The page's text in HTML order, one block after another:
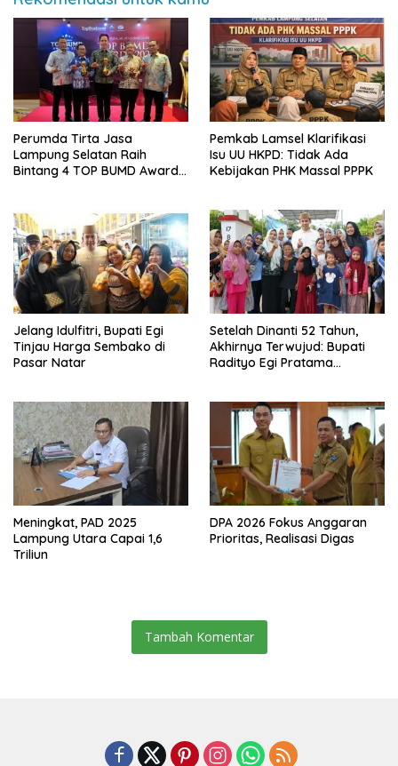
Perumda Tirta Jasa
Lampung Selatan Raih
Bintang 4 TOP BUMD Awards
Pemkab Lamsel Klarifikasi
Isu UU HKPD: Tidak Ada
Kebijakan PHK Massal PPPK
Jelang Idulfitri, Bupati Egi
Tinjau Harga Sembako di
Pasar Natar
Setelah Dinanti 52 Tahun,
Akhirnya Terwujud: Bupati
Radityo Egi Pratama
Meningkat, PAD 2025
Lampung Utara Capai 1,6
Triliun
DPA 2026 Fokus Anggaran
Prioritas, Realisasi Digas
Tambah Komentar